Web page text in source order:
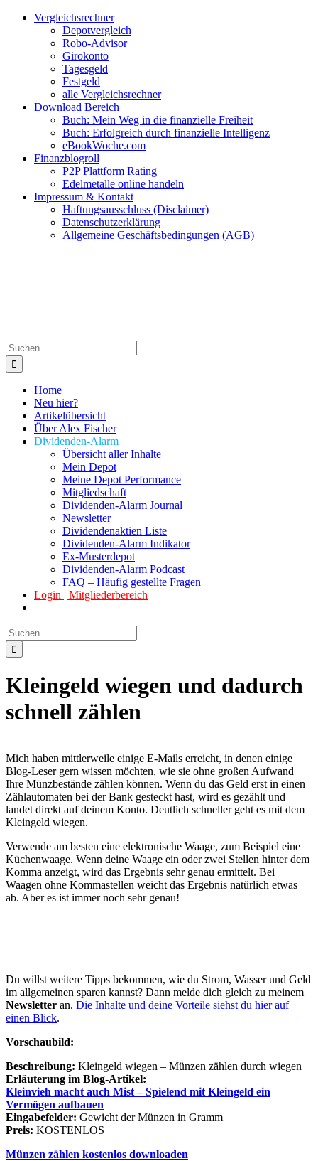
Zum
Facebook
Twitter
Instagram
Pinterest
YouTubeVergleichsrechner
Depotvergleich
Robo-Advisor
Girokonto
Tagesgeld
Festgeld
alle Vergleichsrechner
Download Bereich
Buch: Mein Weg in die finanzielle Freiheit
Buch: Erfolgreich durch finanzielle Intelligenz
eBookWoche.com
Finanzblogroll
P2P Plattform Rating
Edelmetalle online handeln
Impressum & Kontakt
Haftungsausschluss (Disclaimer)
Datenschutzerklärung
Allgemeine Geschäftsbedingungen (AGB)
Suche
nach:
Home
Neu hier?
Artikelübersicht
Über Alex Fischer
Dividenden-Alarm
Übersicht aller Inhalte
Mein Depot
Meine Depot Performance
Mitgliedschaft
Dividenden-Alarm Journal
Newsletter
Dividendenaktien Liste
Dividenden-Alarm Indikator
Ex-Musterdepot
Dividenden-Alarm Podcast
FAQ – Häufig gestellte Fragen
Login | Mitgliederbereich
Suche
nach:
Kleingeld wiegen und dadurch
schnell zählen
Mich haben mittlerweile einige E-Mails erreicht, in denen einige
Blog-Leser gern wissen möchten, wie sie ohne großen Aufwand
Ihre Münzbestände zählen können. Wenn du das Geld erst in einen
Zählautomaten bei der Bank gesteckt hast, wird es gezählt und
landet direkt auf deinem Konto. Deutlich schneller geht es mit dem
Kleingeld wiegen.
Verwende am besten eine elektronische Waage, zum Beispiel eine
Küchenwaage. Wenn deine Waage ein oder zwei Stellen hinter dem
Komma anzeigt, wird das Ergebnis sehr genau ermittelt. Bei
Waagen ohne Kommastellen weicht das Ergebnis natürlich etwas
ab. Aber es ist immer noch sehr genau!
Du willst weitere Tipps bekommen, wie du Strom, Wasser und Geld
im allgemeinen sparen kannst? Dann melde dich gleich zu meinem
Newsletter an. Die Inhalte und deine Vorteile siehst du hier auf
einen Blick.
Vorschaubild:
Beschreibung: Kleingeld wiegen – Münzen zählen durch wiegen
Erläuterung im Blog-Artikel:
Kleinvieh macht auch Mist – Spielend mit Kleingeld ein
Vermögen aufbauen
Eingabefelder: Gewicht der Münzen in Gramm
Preis: KOSTENLOS
Münzen zählen kostenlos downloaden